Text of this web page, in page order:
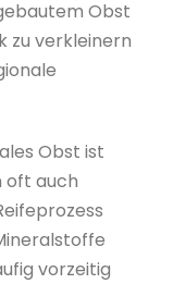
Obst
zu verkleinern
Obst ist
oft auch
vorzeitig